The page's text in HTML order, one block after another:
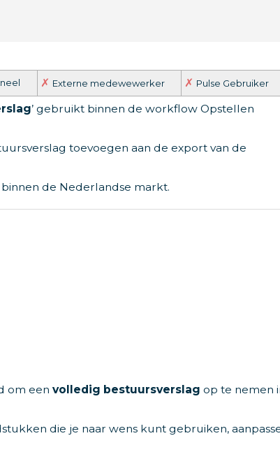
✗ Externe medewewerker ✗ Pulse Gebruiker
’ gebruikt binnen de workflow Opstellen
toevoegen aan de export van de
de Nederlandse markt.
om een volledig bestuursverslag op te nemen
die je naar wens kunt gebruiken,